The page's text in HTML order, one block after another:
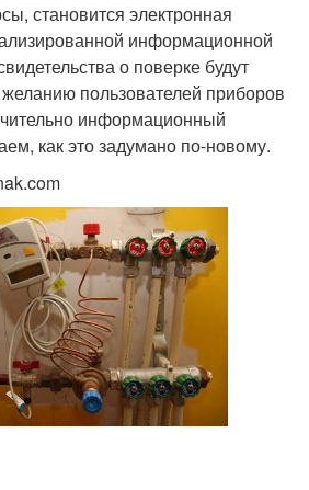
становится электронная
информационной
о поверке будут
пользователей приборов
информационный
как это задумано по-новому.